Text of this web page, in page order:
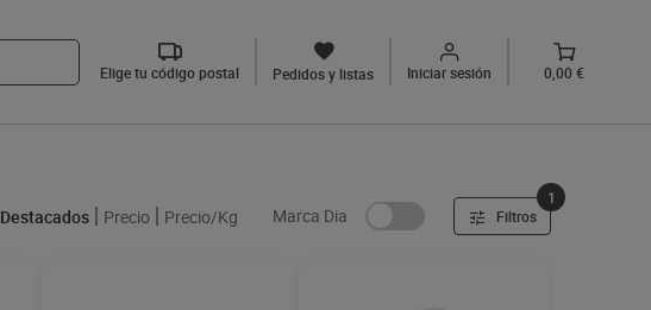
Elige tu código postal Pedidos y listas Iniciar sesión 0,00 €
Destacados Precio Precio/Kg Marca Dia Filtros
1